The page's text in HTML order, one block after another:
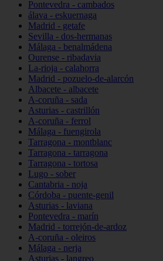
Pontevedra - cambados
álava - eskuernaga
Madrid - getafe
Sevilla - dos-hermanas
Málaga - benalmádena
Ourense - ribadavia
La-rioja - calahorra
Madrid - pozuelo-de-alarcón
Albacete - albacete
A-coruña - sada
Asturias - castrillón
A-coruña - ferrol
Málaga - fuengirola
Tarragona - montblanc
Tarragona - tarragona
Tarragona - tortosa
Lugo - sober
Cantabria - noja
Córdoba - puente-genil
Asturias - laviana
Pontevedra - marín
Madrid - torrejón-de-ardoz
A-coruña - oleiros
Málaga - nerja
Asturias - langreo